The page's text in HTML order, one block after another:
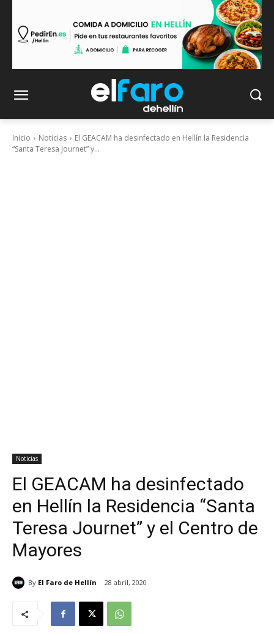
Inicio Noticias
El GEACAM ha desinfectado en Hellín la Residencia
“Santa Teresa Journet” y...
Noticias
El GEACAM ha desinfectado
en Hellín la Residencia “Santa
Teresa Journet” y el Centro de
Mayores
By El Faro de Hellín 28 abril, 2020